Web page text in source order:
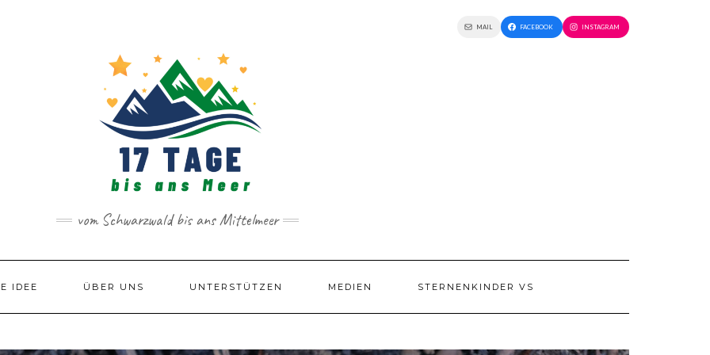
MAIL FACEBOOK INSTAGRAM
vom Schwarzwald bis ans Mittelmeer
IDEE ÜBER UNS UNTERSTÜTZEN MEDIEN STERNENKINDER VS